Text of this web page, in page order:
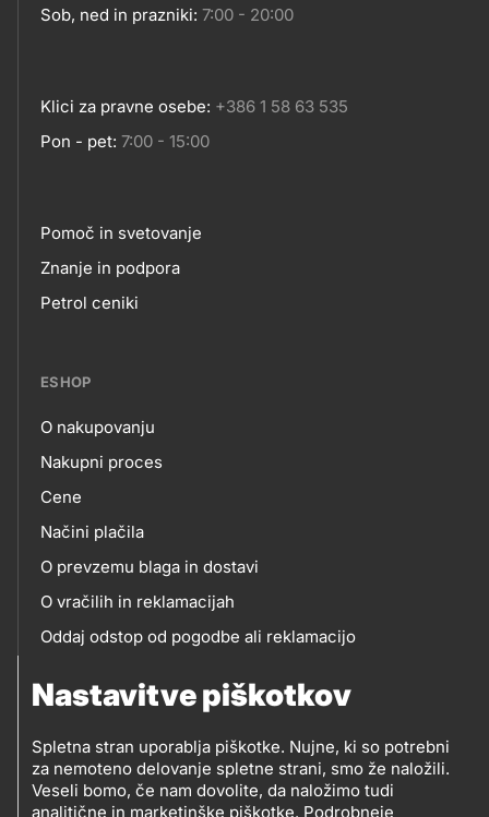
Nastavitve piškotkov
Spletna stran uporablja piškotke. Nujne, ki so potrebni
za nemoteno delovanje spletne strani, smo že naložili.
Veseli bomo, če nam dovolite, da naložimo tudi
analitične in marketinške piškotke. Podrobneje
Sob, ned in prazniki: 7:00 - 20:00
Klici za pravne osebe: +386 1 58 63 535
Pon - pet: 7:00 - 15:00
Footer
links
Pomoč in svetovanje
Znanje in podpora
Petrol ceniki
ESHOP
eshop
O nakupovanju
Nakupni proces
Cene
Načini plačila
O prevzemu blaga in dostavi
O vračilih in reklamacijah
Oddaj odstop od pogodbe ali reklamacijo
(OEEO)